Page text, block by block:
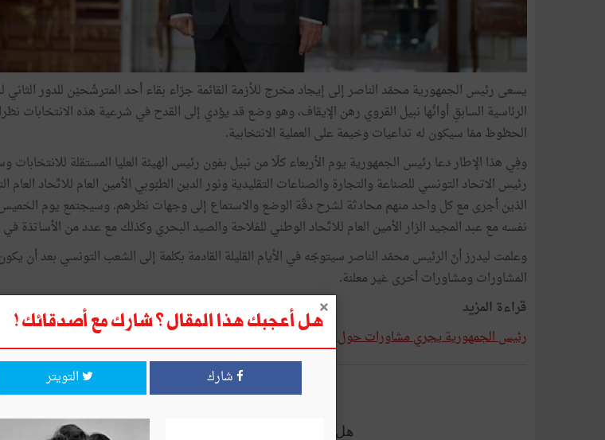
يسعى رئيس الجمهورية محمّد الناصر إلى إيجاد مخرج للأزمة القائمة جرّاء بقاء أحد المترشّحيْن للدور الثاني
الرئاسية السابقِ أوانُها نبيل القروي رهن الإيقاف، وهو وضع قد يؤدي إلى القدح في شرعية هذه الانتخابات
الحظوظ ممّا سيكون له تداعيات وخيمة على العملية الانتخابية.
وفِي هذا الإطار دعا رئيس الجمهورية يوم الأربعاء كلّا من نبيل بفون رئيس الهيئة العليا المستقلة
رئيس الاتحاد التونسي للصناعة والتجارة والصناعات التقليدية ونور الدين الطبّوبي الأمين العام للاتّحاد العام
الذين أجرى مع كل واحد منهم محادثة لشرح دقّة الوضع والاستماع إلى وجهات نظرهم. وسيجتمع يوم
نفسه مع عبد المجيد الزار الأمين العام للاتّحاد الوطني للفلاحة والصيد البحري وكذلك مع عدد من الأساتذة في
وعلمت ليدرز أنّ الرئيس محمّد الناصر سيتوجّه في الأيام القليلة القادمة بكلمة إلى الشعب التونسي بعد أن
المشاورات ومشاورات أخرى غير معلنة.
قراءة المزيد
رئيس الجمهورية يجري مشاورات حول مستجدات العملية الانتخابية
أرسل إلى صديق طباعة
هل أعجبك هذا المقال ؟ شارك مع أصدقائك !
هل أعجبك هذا المقال ؟ شارك مع أصدقائك !
شارك التويتر